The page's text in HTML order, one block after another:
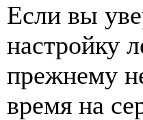
Если вы
настройку
прежнему
время на